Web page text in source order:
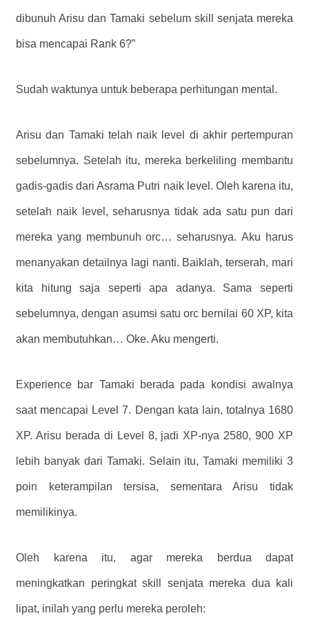
dibunuh Arisu dan Tamaki sebelum skill senjata mereka
bisa mencapai Rank 6?”
Sudah waktunya untuk beberapa perhitungan mental.
Arisu dan Tamaki telah naik level di akhir pertempuran
sebelumnya. Setelah itu, mereka berkeliling membantu
gadis-gadis dari Asrama Putri naik level. Oleh karena itu,
setelah naik level, seharusnya tidak ada satu pun dari
mereka yang membunuh orc… seharusnya. Aku harus
menanyakan detailnya lagi nanti. Baiklah, terserah, mari
kita hitung saja seperti apa adanya. Sama seperti
sebelumnya, dengan asumsi satu orc bernilai 60 XP, kita
akan membutuhkan… Oke. Aku mengerti.
Experience bar Tamaki berada pada kondisi awalnya
saat mencapai Level 7. Dengan kata lain, totalnya 1680
XP. Arisu berada di Level 8, jadi XP-nya 2580, 900 XP
lebih banyak dari Tamaki. Selain itu, Tamaki memiliki 3
poin keterampilan tersisa, sementara Arisu tidak
memilikinya.
Oleh karena itu, agar mereka berdua dapat
meningkatkan peringkat skill senjata mereka dua kali
lipat, inilah yang perlu mereka peroleh: